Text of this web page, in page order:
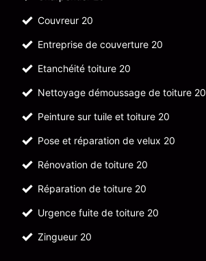
Couvreur 20
Entreprise de couverture 20
Etanchéité toiture 20
Nettoyage démoussage de toiture 20
Peinture sur tuile et toiture 20
Pose et réparation de velux 20
Rénovation de toiture 20
Réparation de toiture 20
Urgence fuite de toiture 20
Zingueur 20